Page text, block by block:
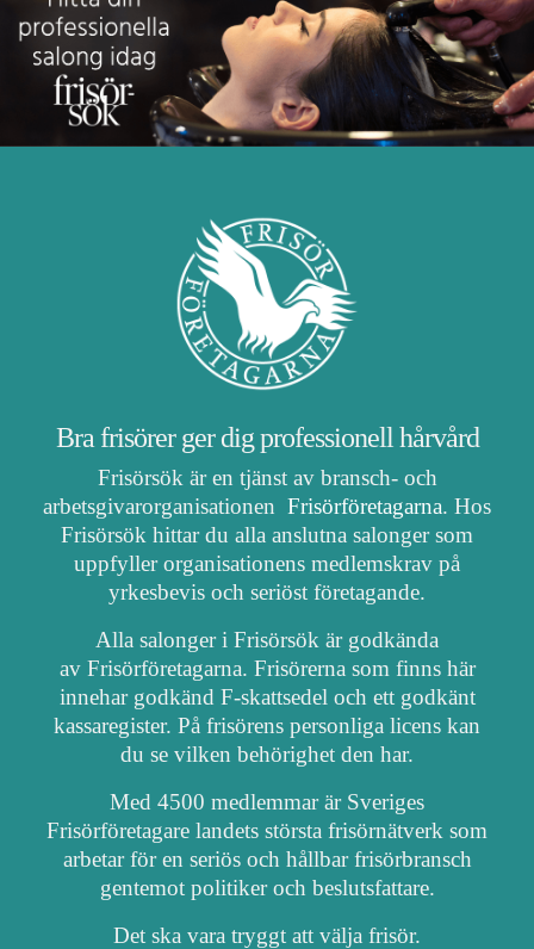
Bra frisörer ger dig professionell hårvård
Frisörsök är en tjänst av bransch- och
arbetsgivarorganisationen Frisörföretagarna. Hos
Frisörsök hittar du alla anslutna salonger som
uppfyller organisationens medlemskrav på
yrkesbevis och seriöst företagande.
Alla salonger i Frisörsök är godkända
av Frisörföretagarna. Frisörerna som finns här
innehar godkänd F-skattsedel och ett godkänt
kassaregister. På frisörens personliga licens kan
du se vilken behörighet den har.
Med 4500 medlemmar är Sveriges
Frisörföretagare landets största frisörnätverk som
arbetar för en seriös och hållbar frisörbransch
gentemot politiker och beslutsfattare.
Det ska vara tryggt att välja frisör.